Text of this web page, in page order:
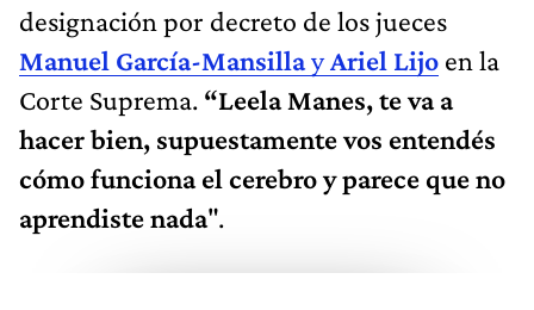
designación por decreto de los jueces
Manuel García-MansillayAriel Lijo en la
Corte Suprema. “Leela Manes, te va a
hacer bien, supuestamente vos entendés
cómo funciona el cerebro y parece que no
aprendiste nada".